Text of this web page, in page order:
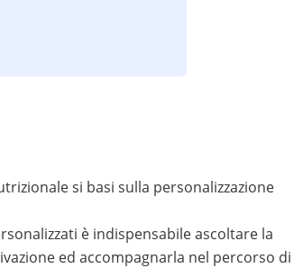
si basi sulla personalizzazione
è indispensabile ascoltare la
ed accompagnarla nel percorso di